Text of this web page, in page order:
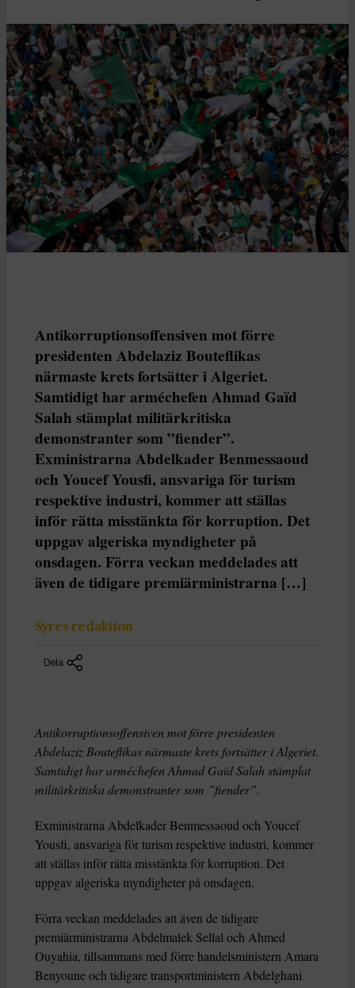
Antikorruptionsoffensiven mot förre
presidenten Abdelaziz Bouteflikas
närmaste krets fortsätter i Algeriet.
Samtidigt har arméchefen Ahmad Gaïd
Salah stämplat militärkritiska
demonstranter som ”fiender”.
Exministrarna Abdelkader Benmessaoud
och Youcef Yousfi, ansvariga för turism
respektive industri, kommer att ställas
inför rätta misstänkta för korruption. Det
uppgav algeriska myndigheter på
onsdagen. Förra veckan meddelades att
även de tidigare premiärministrarna […]
Syres redaktion
Dela
Antikorruptionsoffensiven mot förre presidenten
Abdelaziz Bouteflikas närmaste krets fortsätter i Algeriet.
Samtidigt har arméchefen Ahmad Gaïd Salah stämplat
militärkritiska demonstranter som ”fiender”.
Exministrarna Abdelkader Benmessaoud och Youcef
Yousfi, ansvariga för turism respektive industri, kommer
att ställas inför rätta misstänkta för korruption. Det
uppgav algeriska myndigheter på onsdagen.
Förra veckan meddelades att även de tidigare
premiärministrarna Abdelmalek Sellal och Ahmed
Ouyahia, tillsammans med förre handelsministern Amara
Benyoune och tidigare transportministern Abdelghani